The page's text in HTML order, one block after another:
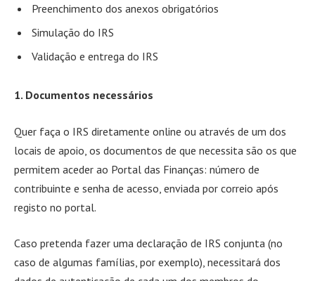
Preenchimento dos anexos obrigatórios
Simulação do IRS
Validação e entrega do IRS
1. Documentos necessários
Quer faça o IRS diretamente online ou através de um dos
locais de apoio, os documentos de que necessita são os que
permitem aceder ao Portal das Finanças: número de
contribuinte e senha de acesso, enviada por correio após
registo no portal.
Caso pretenda fazer uma declaração de IRS conjunta (no
caso de algumas famílias, por exemplo), necessitará dos